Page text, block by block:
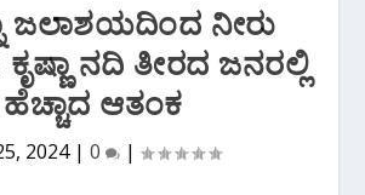
ಜಲಾಶಯದಿಂದ ನೀರು
ನದಿ ತೀರದ ಜನರಲ್ಲಿ
ಹೆಚ್ಚಾದ ಆತಂಕ
2024| 0 |